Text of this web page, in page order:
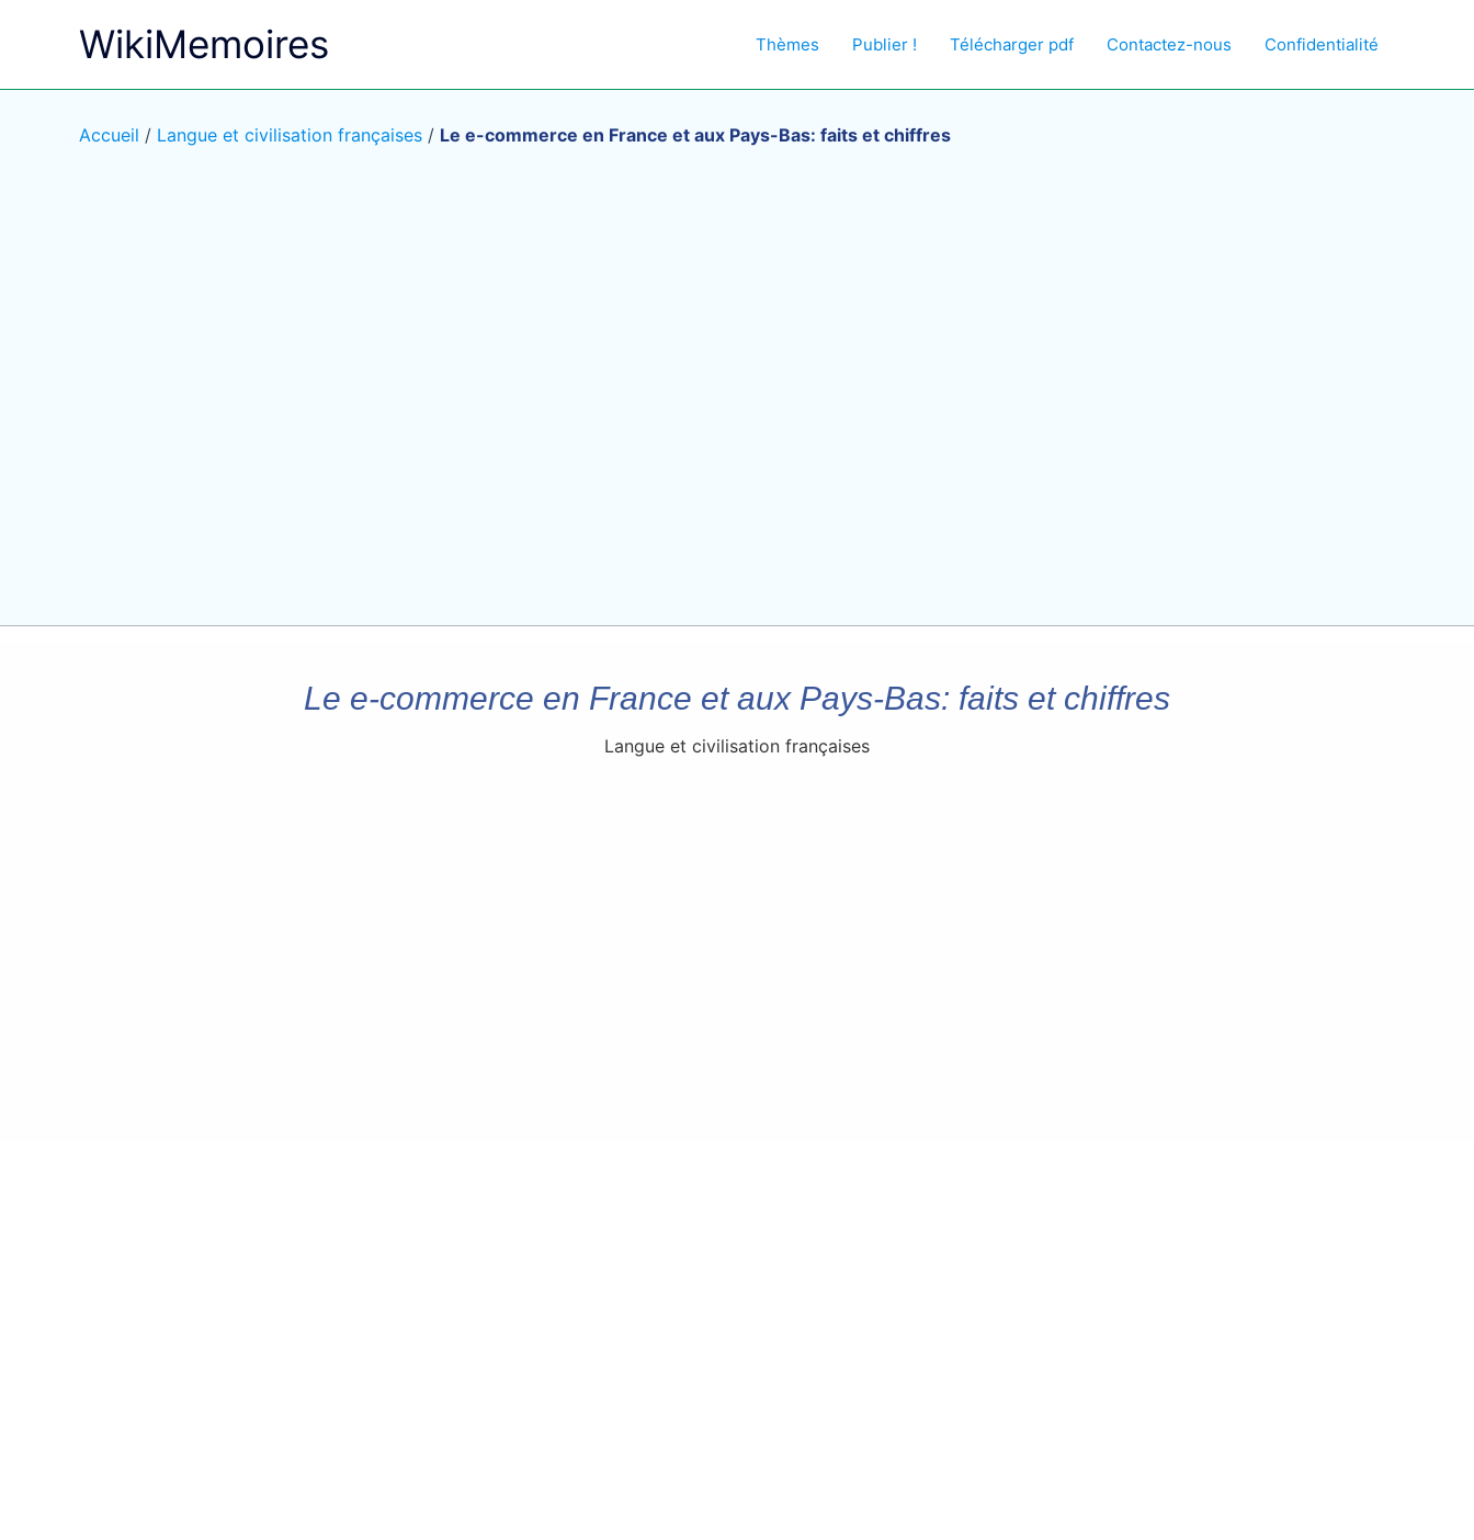
WikiMemoires Thèmes Publier ! Télécharger pdf Contactez-nous Confidentialité
Accueil / Langue et civilisation françaises / Le e-commerce en France et aux Pays-Bas: faits et chiffres
Le e-commerce en France et aux Pays-Bas: faits et chiffres
Langue et civilisation françaises